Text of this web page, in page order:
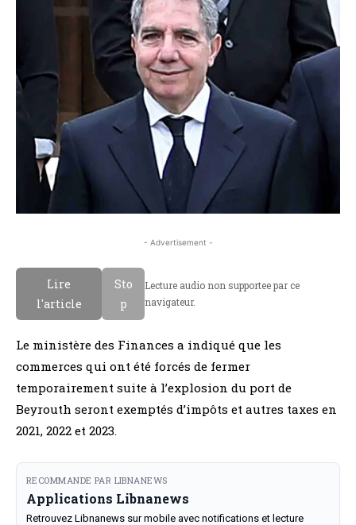
- Advertisement -
Lire
l'article
Sto
p
Lecture audio non supportee par ce
navigateur.
Le ministère des Finances a indiqué que les
commerces qui ont été forcés de fermer
temporairement suite à l’explosion du port de
Beyrouth seront exemptés d’impôts et autres taxes en
2021, 2022 et 2023.
RECOMMANDE PAR LIBNANEWS
Applications Libnanews
Retrouvez Libnanews sur mobile avec notifications et lecture